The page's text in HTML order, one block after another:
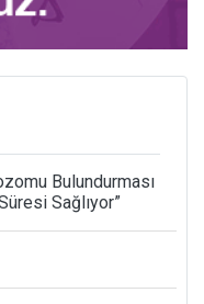
Bulundurması
Sağlıyor”